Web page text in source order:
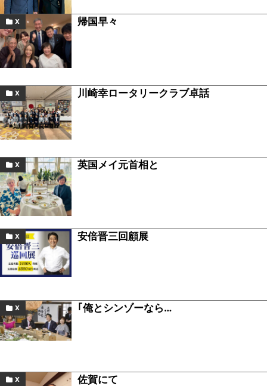
X 帰国早々
X 川崎幸ロータリークラブ卓話
X 英国メイ元首相と
X 安倍晋三回顧展
X ｢俺とシンゾーなら…
X 佐賀にて